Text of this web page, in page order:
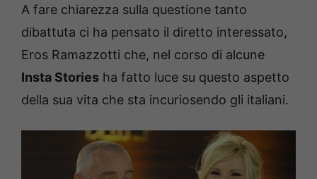
A fare chiarezza sulla questione tanto
dibattuta ci ha pensato il diretto interessato,
Eros Ramazzotti che, nel corso di alcune
Insta Stories ha fatto luce su questo aspetto
della sua vita che sta incuriosendo gli italiani.